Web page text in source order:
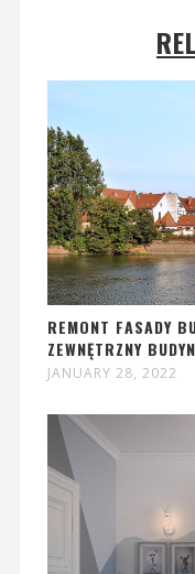
REMONT FASADY
ZEWNĘTRZNY
JANUARY 28, 2022